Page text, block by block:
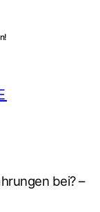
bei? –